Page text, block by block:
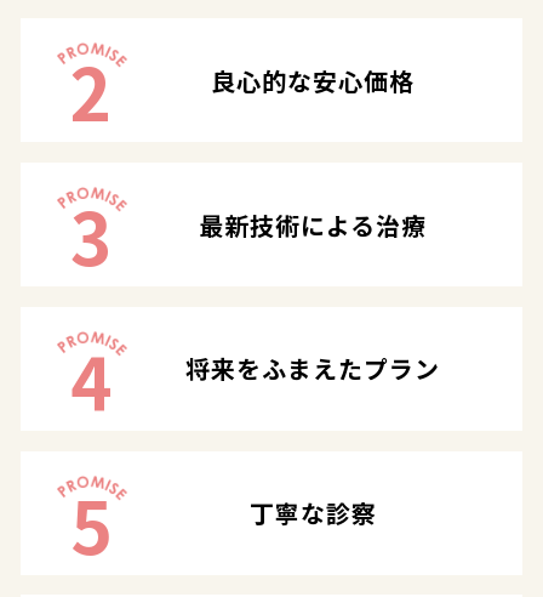
2 良心的な安心価格
3 最新技術による治療
4 将来をふまえたプラン
5 丁寧な診察